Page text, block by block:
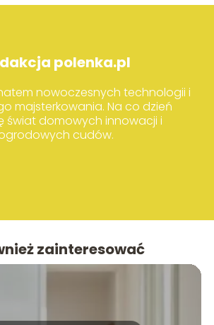
polenka.pl
nowoczesnych technologii i
majsterkowania. Na co dzień
świat domowych innowacji i
cudów.
zainteresować